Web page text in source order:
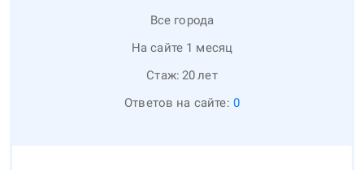
Все города
На сайте 1 месяц
Стаж: 20лет
Ответов на сайте: 0